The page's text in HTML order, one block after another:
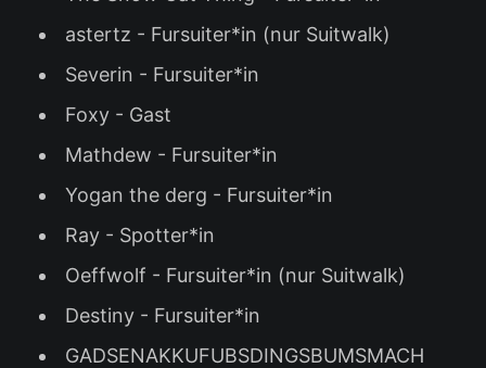
astertz - Fursuiter*in (nur Suitwalk)
Severin - Fursuiter*in
Foxy - Gast
Mathdew - Fursuiter*in
Yogan the derg - Fursuiter*in
Ray - Spotter*in
Oeffwolf - Fursuiter*in (nur Suitwalk)
Destiny - Fursuiter*in
GADSENAKKUFUBSDINGSBUMSMACH